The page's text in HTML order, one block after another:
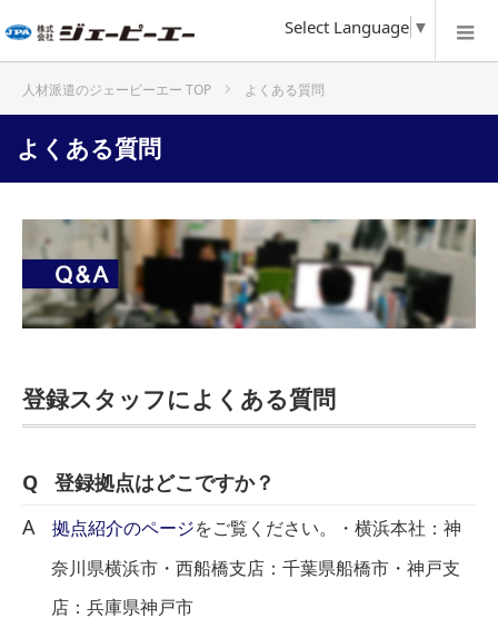
Select Language ▼
ホーム
よくある質問
よくある質問
登録スタッフによくある質問
登録拠点はどこですか？
拠点紹介のページをご覧ください。・横浜本社：神
奈川県横浜市・西船橋支店：千葉県船橋市・神戸支
店：兵庫県神戸市